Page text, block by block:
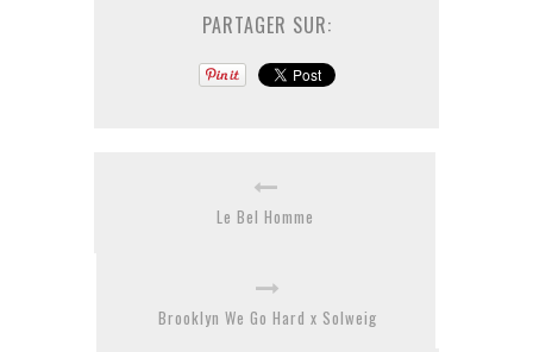
PARTAGER SUR:
Le Bel Homme
Brooklyn We Go Hard x Solweig